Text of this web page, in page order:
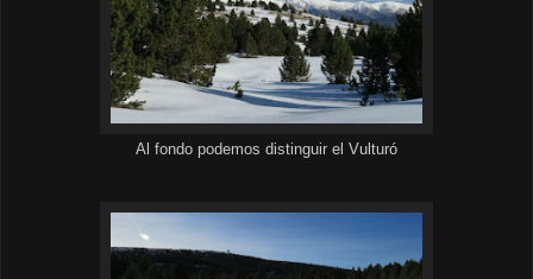
Al fondo podemos distinguir el Vulturó